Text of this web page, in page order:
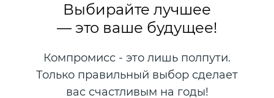
Выбирайте лучшее
— это ваше будущее!
Компромисс - это лишь полпути.
Только правильный выбор сделает
вас счастливым на годы!